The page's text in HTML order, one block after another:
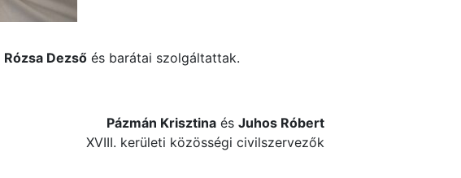
Rózsa Dezső és barátai szolgáltattak.
Pázmán Krisztina és Juhos Róbert
XVIII. kerületi közösségi civilszervezők